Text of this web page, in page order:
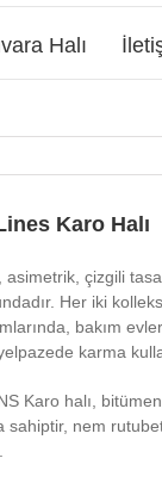
Halı
Karo Halı
çizgili
Her iki
bakım
karma
Karo halı,
nem